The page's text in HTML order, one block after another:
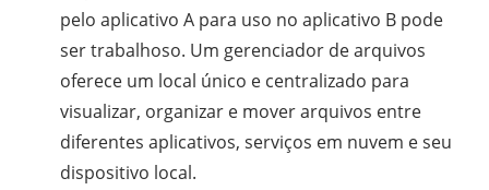
pelo aplicativo A para uso no aplicativo B pode
ser trabalhoso. Um gerenciador de arquivos
oferece um local único e centralizado para
visualizar, organizar e mover arquivos entre
diferentes aplicativos, serviços em nuvem e seu
dispositivo local.